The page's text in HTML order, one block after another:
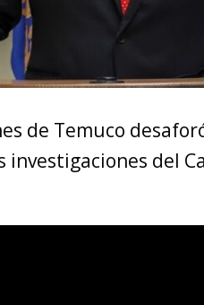
de Temuco
investigaciones del